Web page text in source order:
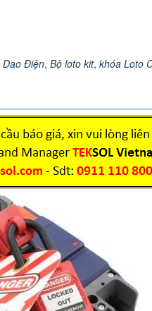
Dao Điện, Bộ loto kit, khóa Loto